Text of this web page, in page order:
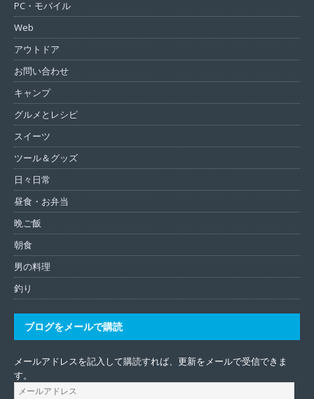
PC・モバイル
Web
アウトドア
お問い合わせ
キャンプ
グルメとレシピ
スイーツ
ツール＆グッズ
日々日常
昼食・お弁当
晩ご飯
朝食
男の料理
釣り
ブログをメールで購読
メールアドレスを記入して購読すれば、更新をメールで受信できま
す。